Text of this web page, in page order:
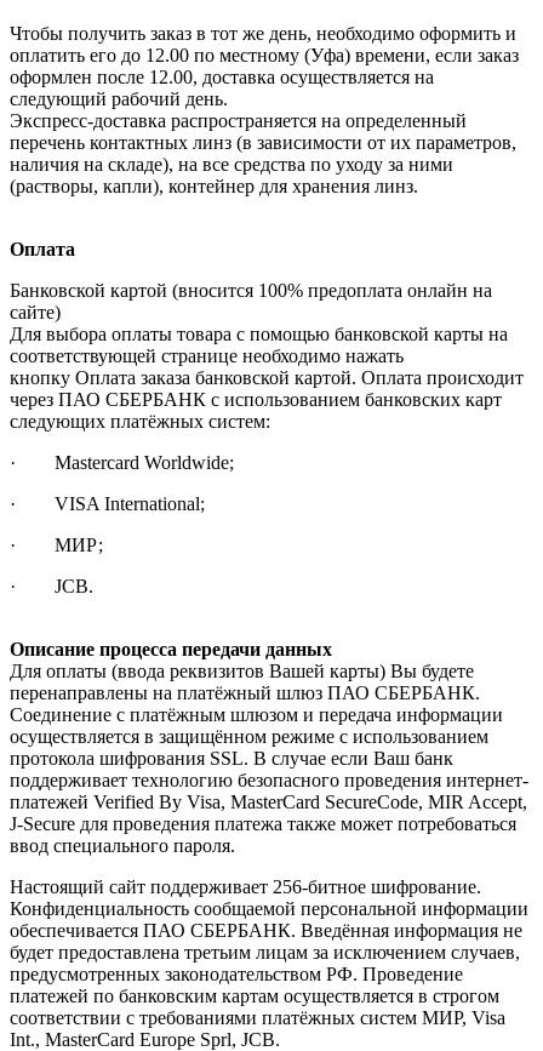
Чтобы получить заказ в тот же день, необходимо оформить и
оплатить его до 12.00 по местному (Уфа) времени, если заказ
оформлен после 12.00, доставка осуществляется на
следующий рабочий день.
Экспресс-доставка распространяется на определенный
перечень контактных линз (в зависимости от их параметров,
наличия на складе), на все средства по уходу за ними
(растворы, капли), контейнер для хранения линз.
Оплата
Банковской картой (вносится 100% предоплата онлайн на
сайте)
Для выбора оплаты товара с помощью банковской карты на
соответствующей странице необходимо нажать
кнопку Оплата заказа банковской картой. Оплата происходит
через ПАО СБЕРБАНК с использованием банковских карт
следующих платёжных систем:
· Mastercard Worldwide;
· VISA International;
· МИР;
· JCB.
Описание процесса передачи данных
Для оплаты (ввода реквизитов Вашей карты) Вы будете
перенаправлены на платёжный шлюз ПАО СБЕРБАНК.
Соединение с платёжным шлюзом и передача информации
осуществляется в защищённом режиме с использованием
протокола шифрования SSL. В случае если Ваш банк
поддерживает технологию безопасного проведения интернет-
платежей Verified By Visa, MasterCard SecureCode, MIR Accept,
J-Secure для проведения платежа также может потребоваться
ввод специального пароля.
Настоящий сайт поддерживает 256-битное шифрование.
Конфиденциальность сообщаемой персональной информации
обеспечивается ПАО СБЕРБАНК. Введённая информация не
будет предоставлена третьим лицам за исключением случаев,
предусмотренных законодательством РФ. Проведение
платежей по банковским картам осуществляется в строгом
соответствии с требованиями платёжных систем МИР, Visa
Int., MasterCard Europe Sprl, JCB.